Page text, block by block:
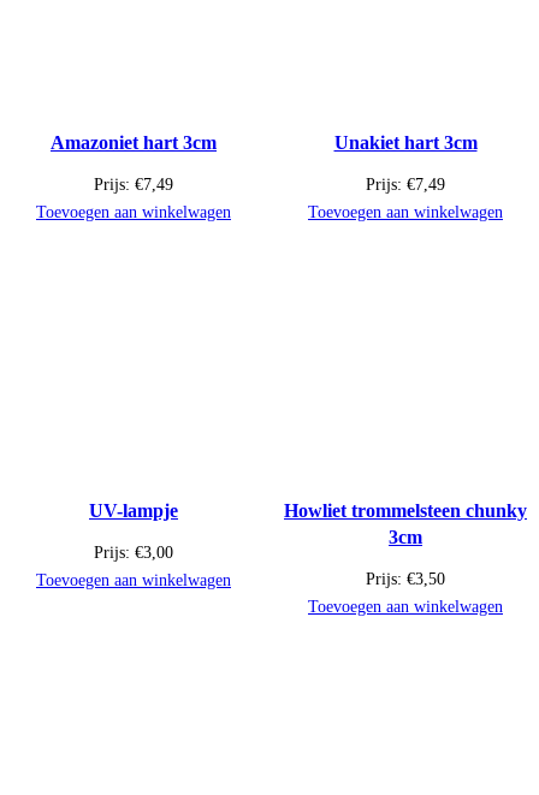
Amazoniet hart 3cm
Prijs: €7,49
Toevoegen aan winkelwagen
Unakiet hart 3cm
Prijs: €7,49
Toevoegen aan winkelwagen
UV-lampje
Prijs: €3,00
Toevoegen aan winkelwagen
Howliet trommelsteen chunky
3cm
Prijs: €3,50
Toevoegen aan winkelwagen